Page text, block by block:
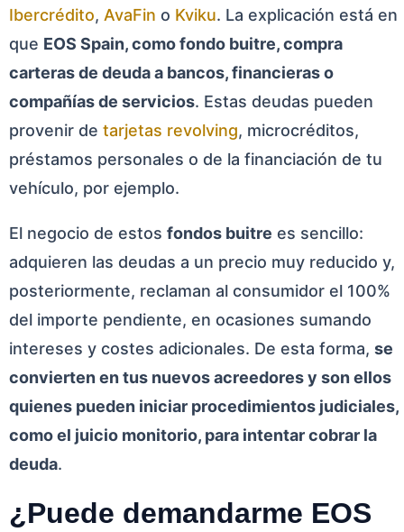
Ibercrédito, AvaFin o Kviku. La explicación está en
que EOS Spain, como fondo buitre, compra
carteras de deuda a bancos, financieras o
compañías de servicios. Estas deudas pueden
provenir de tarjetas revolving, microcréditos,
préstamos personales o de la financiación de tu
vehículo, por ejemplo.
El negocio de estos fondos buitre es sencillo:
adquieren las deudas a un precio muy reducido y,
posteriormente, reclaman al consumidor el 100%
del importe pendiente, en ocasiones sumando
intereses y costes adicionales. De esta forma, se
convierten en tus nuevos acreedores y son ellos
quienes pueden iniciar procedimientos judiciales,
como el juicio monitorio, para intentar cobrar la
deuda.
¿Puede demandarme EOS